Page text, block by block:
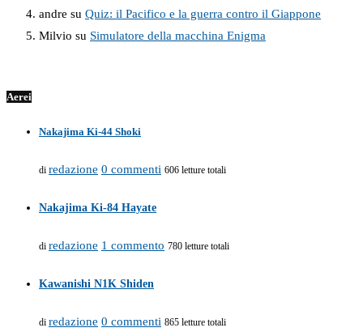
andre su Quiz: il Pacifico e la guerra contro il Giappone
Milvio su Simulatore della macchina Enigma
Aerei
Nakajima Ki-44 Shoki
di redazione 0 commenti 606 letture totali
Nakajima Ki-84 Hayate
di redazione 1 commento 780 letture totali
Kawanishi N1K Shiden
di redazione 0 commenti 865 letture totali